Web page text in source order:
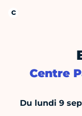
Centre
Du lundi 9